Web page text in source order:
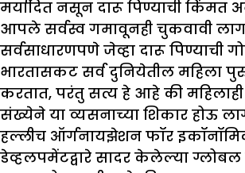
मर्यादित नसून दारू पिण्याची किंमत
आपले सर्वस्व गमावूनही चुकवावी
सर्वसाधारणपणे जेव्हा दारू पिण्याची
भारतासकट सर्व दुनियेतील महिला
करतात, परंतु सत्य हे आहे की
संख्येने या व्यसनाच्या शिकार होऊ
हल्लीच ऑर्गनायझेशन फॉर
डेव्हलपमेंटद्वारे सादर केलेल्या ग्लोबल